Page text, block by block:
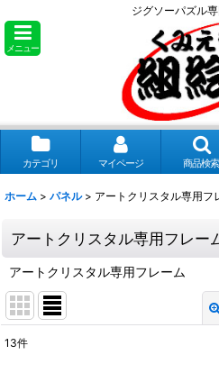
ジグソーパズル専
メニュー
カテゴリ マイページ 商品検索
ホーム > パネル > アートクリスタル専用フ
アートクリスタル専用フレー
アートクリスタル専用フレーム
13件